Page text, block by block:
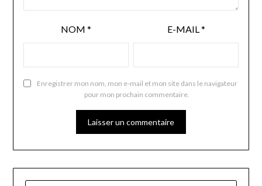
NOM * E-MAIL*
Enregistrer mon nom, mon e-mail et mon site dans le navigateur
pour mon prochain commentaire.